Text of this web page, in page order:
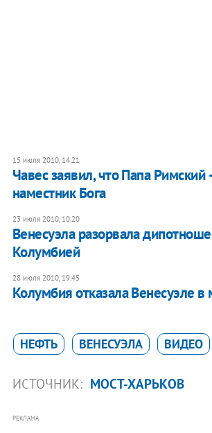
15 июля 2010, 14:21
Чавес заявил, что Папа Римский
наместник Бога
23 июля 2010, 10:20
Венесуэла разорвала
Колумбией
28 июля 2010, 19:45
Колумбия отказала Венесуэле в
НЕФТЬ ВЕНЕСУЭЛА ВИДЕО
ИСТОЧНИК: МОСТ-ХАРЬКОВ
РЕКЛАМА